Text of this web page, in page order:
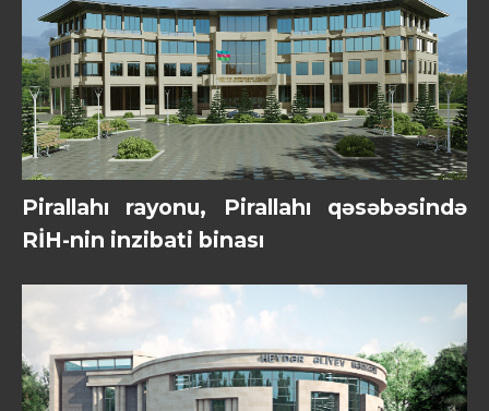
Pirallahı rayonu, Pirallahı qəsəbəsində
RİH-nin inzibati binası